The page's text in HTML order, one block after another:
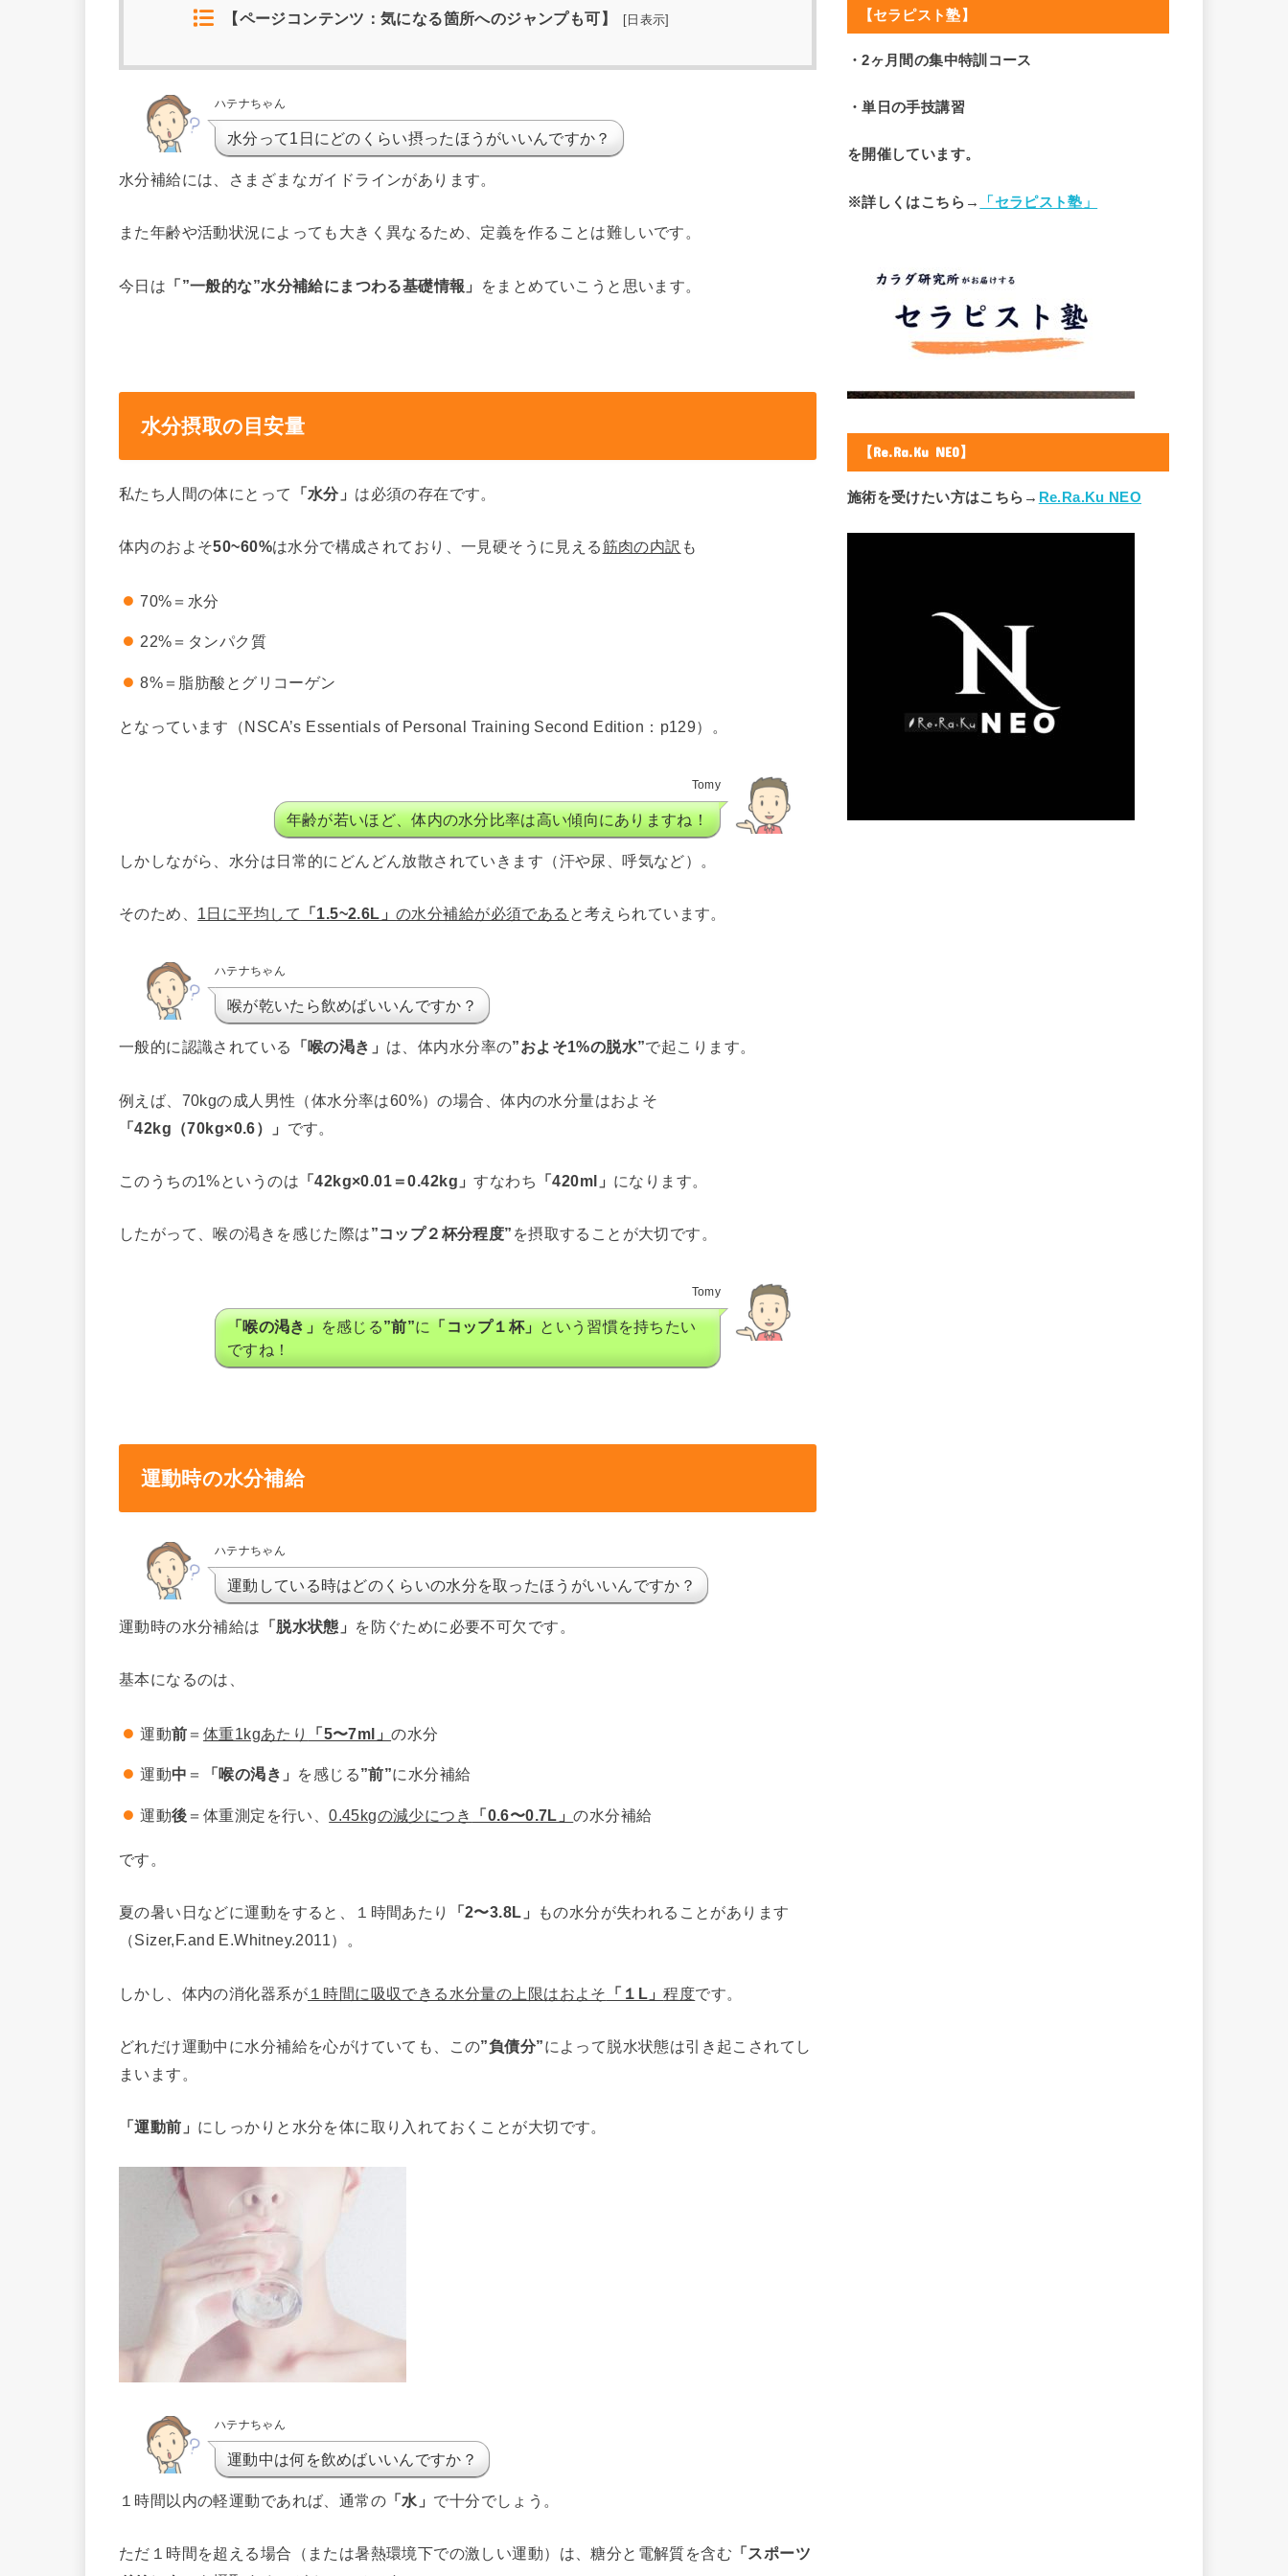
【ページコンテンツ：気になる箇所へのジャンプも可】 日表示
ハテナちゃん
水分って1日にどのくらい摂ったほうがいいんですか？
水分補給には、さまざまなガイドラインがあります。
また年齢や活動状況によっても大きく異なるため、定義を作ることは難しいです。
今日は 「”一般的な”水分補給にまつわる基礎情報」 をまとめていこうと思います。
水分摂取の目安量
私たち人間の体にとって 「水分」 は必須の存在です。
体内のおよそ50~60%は水分で構成されており、一見硬そうに見える筋肉の内訳 も
70%＝水分
22%＝タンパク質
8%＝脂肪酸とグリコーゲン
となっています（NSCA’s Essentials of Personal Training Second Edition：p129）。
Tomy
年齢が若いほど、体内の水分比率は高い傾向にありますね！
しかしながら、水分は日常的にどんどん放散されていきます（汗や尿、呼気など）。
そのため、 1日に平均して 「1.5~2.6L」の水分補給が必須である と考えられています。
ハテナちゃん
喉が乾いたら飲めばいいんですか？
一般的に認識されている 「喉の渇き」 は、体内水分率の”およそ1%の脱水”で起こります。
例えば、70kgの成人男性（体水分率は60%）の場合、体内の水分量はおよそ
「42kg（70kg×0.6）」 です。
このうちの1%というのは 「42kg×0.01＝0.42kg」すなわち 「420ml」 になります。
したがって、喉の渇きを感じた際は”コップ２杯分程度” を摂取することが大切です。
Tomy
「喉の渇き」を感じる”前”に「コップ１杯」という習慣を持ちたい
ですね！
運動時の水分補給
ハテナちゃん
運動している時はどのくらいの水分を取ったほうがいいんですか？
運動時の水分補給は 「脱水状態」 を防ぐために必要不可欠です。
基本になるのは、
運動前 ＝ 体重1kgあたり 「5〜7ml」の水分
運動中 ＝ 「喉の渇き」 を感じる”前”に水分補給
運動後 ＝体重測定を行い、0.45kgの減少につき 「0.6〜0.7L」の水分補給
です。
夏の暑い日などに運動をすると、１時間あたり 「2〜3.8L」
もの水分が失われることがあります
（Sizer,F.and E.Whitney.2011）。
しかし、体内の消化器系が１時間に吸収できる水分量の上限はおよそ 「１L」程度です。
どれだけ運動中に水分補給を心がけていても、この”負債分”によって脱水状態は引き起こされてし
まいます。
「運動前」 にしっかりと水分を体に取り入れておくことが大切です。
ハテナちゃん
運動中は何を飲めばいいんですか？
１時間以内の軽運動であれば、通常の 「水」 で十分でしょう。
ただ１時間を超える場合（または暑熱環境下での激しい運動）は、糖分と電解質を含む 「スポーツ
【セラピスト塾】
・2ヶ月間の集中特訓コース
・単日の手技講習
を開催しています。
※詳しくはこちら→ 「セラピスト塾」
【Re.Ra.Ku NEO】
施術を受けたい方はこちら→ Re.Ra.Ku NEO